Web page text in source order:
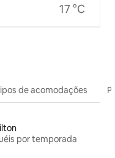
17 °C
de acomodações
por temporada